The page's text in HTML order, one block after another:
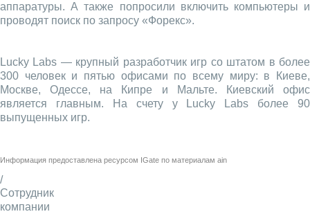
аппаратуры. А также попросили включить компьютеры и
проводят поиск по запросу «Форекс».
Lucky Labs — крупный разработчик игр со штатом в более
300 человек и пятью офисами по всему миру: в Киеве,
Москве, Одессе, на Кипре и Мальте. Киевский офис
является главным. На счету у Lucky Labs более 90
выпущенных игр.
Информация предоставлена ресурсом IGate по материалам ain
/
Сотрудник
компании